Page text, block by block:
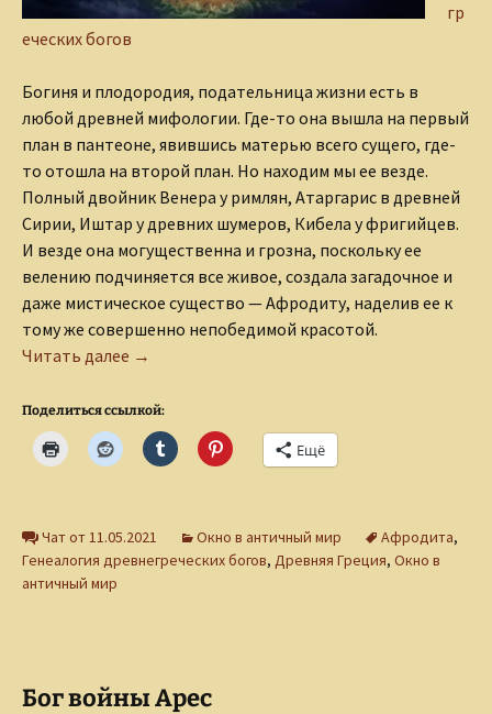
гр
еческих богов
Богиня и плодородия, подательница жизни есть в
любой древней мифологии. Где-то она вышла на первый
план в пантеоне, явившись матерью всего сущего, где-
то отошла на второй план. Но находим мы ее везде.
Полный двойник Венера у римлян, Атаргарис в древней
Сирии, Иштар у древних шумеров, Кибела у фригийцев.
И везде она могущественна и грозна, поскольку ее
велению подчиняется все живое, создала загадочное и
даже мистическое существо — Афродиту, наделив ее к
тому же совершенно непобедимой красотой.
Читать далее Грозная Афродита
→
Поделиться ссылкой:
Ещё
Чат от 11.05.2021 Окно в античный мир Афродита,
Генеалогия древнегреческих богов, Древняя Греция, Окно в
античный мир
Бог войны Арес